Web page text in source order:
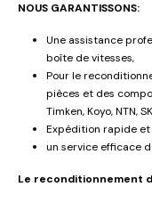
NOUS GARANTISSONS:
Une assistance
boîte de vitesses,
Pour le
pièces et des
Timken, Koyo, NTN,
Expédition rapide
un service efficace
Le reconditionnement